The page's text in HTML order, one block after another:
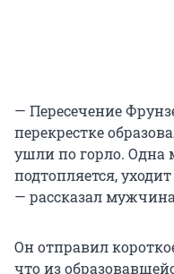
— Пересечение
перекрестке
ушли по горло. Одна
подтопляется,
— рассказал
Он отправил
что из